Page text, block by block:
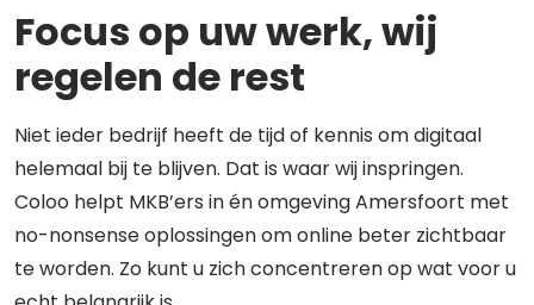
Focus op uw werk, wij
regelen de rest
Niet ieder bedrijf heeft de tijd of kennis om digitaal
helemaal bij te blijven. Dat is waar wij inspringen.
Coloo helpt MKB’ers in én omgeving Amersfoort met
no-nonsense oplossingen om online beter zichtbaar
te worden. Zo kunt u zich concentreren op wat voor u